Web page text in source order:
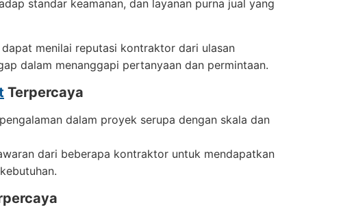
standar keamanan, dan layanan purna jual yang
menilai reputasi kontraktor dari ulasan
dalam menanggapi pertanyaan dan permintaan.
Terpercaya
dalam proyek serupa dengan skala dan
dari beberapa kontraktor untuk mendapatkan